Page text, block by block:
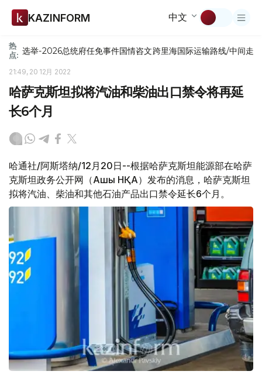
KAZINFORM 中文
热
点: 选举-2026总统府任免事件国情咨文跨里海国际运输路线/中间走廊
21:49, 20 12月 2022
哈萨克斯坦拟将汽油和柴油出口禁令将再延
长6个月
哈通社/阿斯塔纳/12月20日--根据哈萨克斯坦能源部在哈萨
克斯坦政务公开网（Ашық НҚА）发布的消息，哈萨克斯坦
拟将汽油、柴油和其他石油产品出口禁令延长6个月。